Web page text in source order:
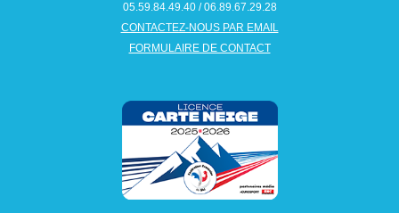
05.59.84.49.40 / 06.89.67.29.28
CONTACTEZ-NOUS PAR EMAIL
FORMULAIRE DE CONTACT